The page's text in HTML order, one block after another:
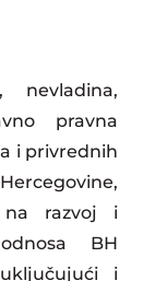
nevladina,
pravna
i privrednih
na razvoj i
BH
i